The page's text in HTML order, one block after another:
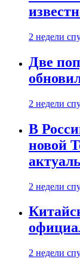
2 недели
Две
2 недели
В
новой
2 недели
2 недели